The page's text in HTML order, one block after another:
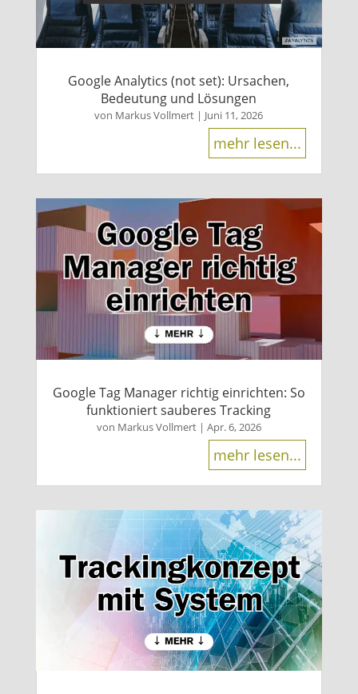
Google Analytics (not set): Ursachen,
Bedeutung und Lösungen
von Markus Vollmert | Juni 11, 2026
mehr lesen...
Google Tag Manager richtig einrichten: So
funktioniert sauberes Tracking
von Markus Vollmert| Apr. 6, 2026
mehr lesen...